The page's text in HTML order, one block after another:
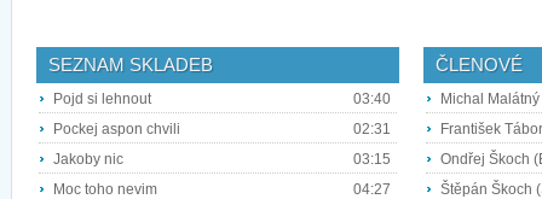
SEZNAM SKLADEB
Pojd si lehnout
03:40
Pockej aspon chvili
02:31
Jakoby nic
03:15
Moc toho nevim
04:27
ČLENOVÉ
Michal
František
Ondřej Škoch
Štěpán Škoch